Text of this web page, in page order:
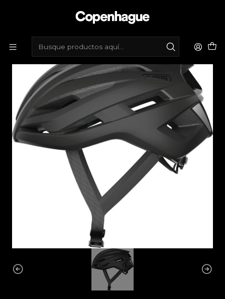
Tienda de bicicletas
Casco Abus Stormchaser - Negro